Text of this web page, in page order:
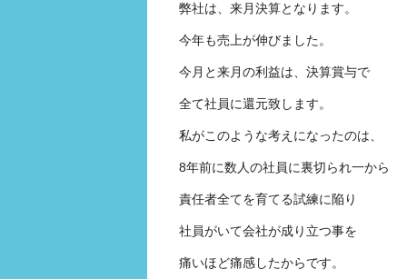
弊社は、来月決算となります。
今年も売上が伸びました。
今月と来月の利益は、決算賞与で
全て社員に還元致します。
私がこのような考えになったのは、
8年前に数人の社員に裏切られ一から
責任者全てを育てる試練に陥り
社員がいて会社が成り立つ事を
痛いほど痛感したからです。